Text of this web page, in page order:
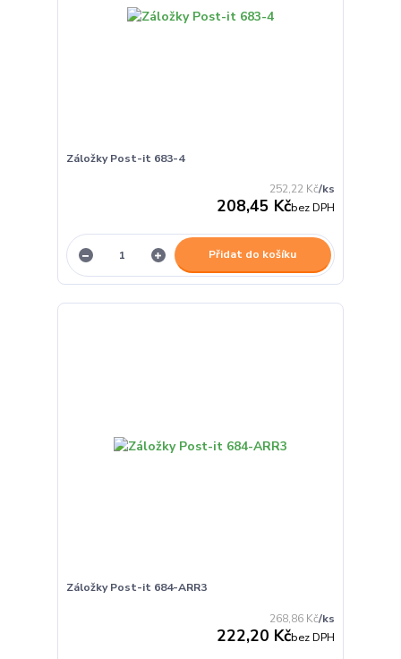
Záložky Post-it 683-4
252,22 Kč/ks
208,45 Kčbez DPH
Přidat do košíku
Záložky Post-it 684-ARR3
268,86 Kč/ks
222,20 Kčbez DPH